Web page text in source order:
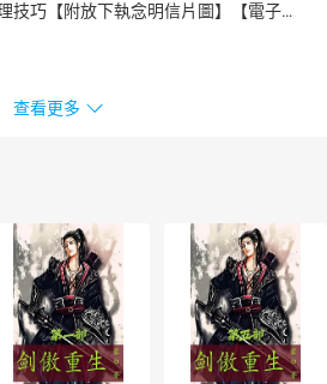
正是時候
技巧【附放下執念明信片圖】【電子
查看更多